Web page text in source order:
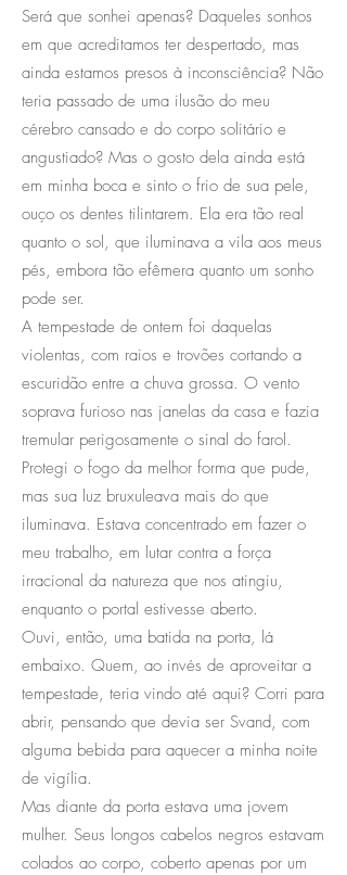
Será que sonhei apenas? Daqueles sonhos
em que acreditamos ter despertado, mas
ainda estamos presos à inconsciência? Não
teria passado de uma ilusão do meu
cérebro cansado e do corpo solitário e
angustiado? Mas o gosto dela ainda está
em minha boca e sinto o frio de sua pele,
ouço os dentes tilintarem. Ela era tão real
quanto o sol, que iluminava a vila aos meus
pés, embora tão efêmera quanto um sonho
pode ser.
A tempestade de ontem foi daquelas
violentas, com raios e trovões cortando a
escuridão entre a chuva grossa. O vento
soprava furioso nas janelas da casa e fazia
tremular perigosamente o sinal do farol.
Protegi o fogo da melhor forma que pude,
mas sua luz bruxuleava mais do que
iluminava. Estava concentrado em fazer o
meu trabalho, em lutar contra a força
irracional da natureza que nos atingiu,
enquanto o portal estivesse aberto.
Ouvi, então, uma batida na porta, lá
embaixo. Quem, ao invés de aproveitar a
tempestade, teria vindo até aqui? Corri para
abrir, pensando que devia ser Svand, com
alguma bebida para aquecer a minha noite
de vigília.
Mas diante da porta estava uma jovem
mulher. Seus longos cabelos negros estavam
colados ao corpo, coberto apenas por um